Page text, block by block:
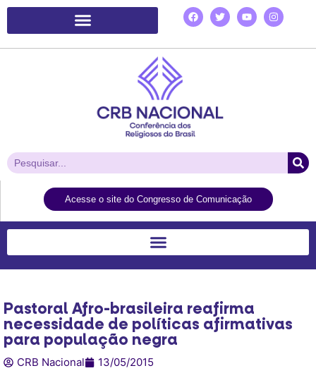
Acesse o site do Congresso de Comunicação
Pastoral Afro-brasileira reafirma
necessidade de políticas afirmativas
para população negra
CRB Nacional 13/05/2015